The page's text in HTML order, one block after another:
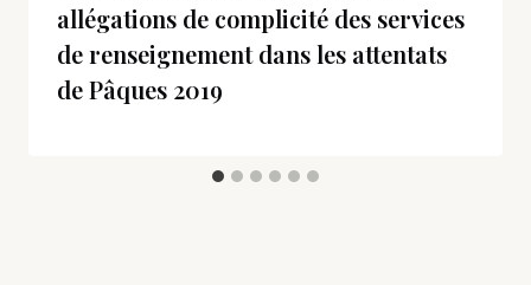
allégations de complicité des services
de renseignement dans les attentats
de Pâques 2019